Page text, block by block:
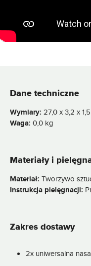
Dane techniczne
Wymiary: 27,0 x 3,2 x
Waga: 0,0 kg
Materiały i
Materiał: Tworzywo
Instrukcja pielęgnacji:
Zakres dostawy
2x uniwersalna